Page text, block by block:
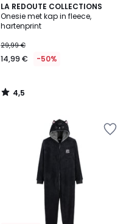
LA REDOUTE COLLECTIONS
Onesie met kap in fleece,
hartenprint
29,99 €
14,99 € -50%
4,5
/ 5
4,5
/